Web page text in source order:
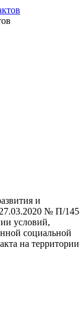
и
27.03.2020 № П/145
условий,
социальной
на территории